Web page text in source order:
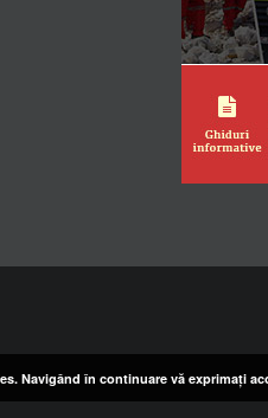
Navigând în continuare vă exprimaţi